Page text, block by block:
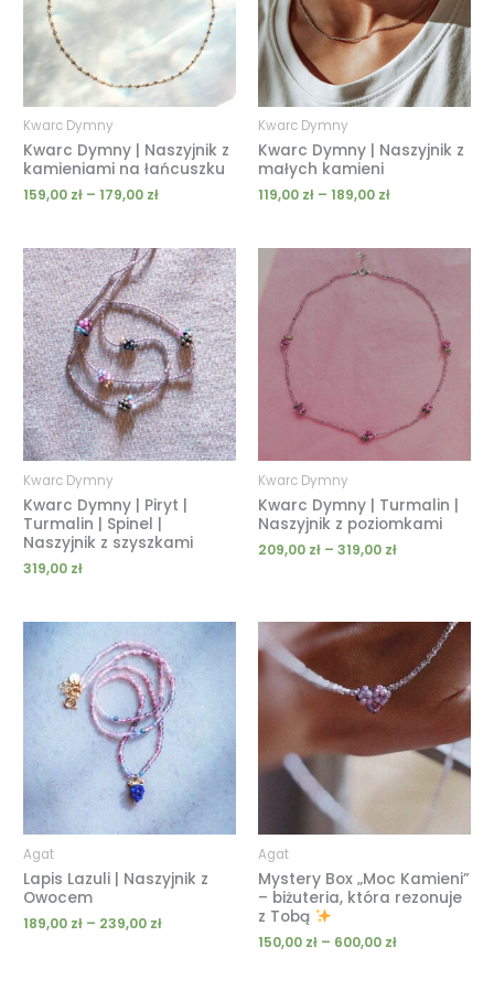
Kwarc Dymny
Kwarc Dymny | Naszyjnik z
kamieniami na łańcuszku
159,00 zł – 179,00 zł
Kwarc Dymny
Kwarc Dymny | Naszyjnik z
małych kamieni
119,00 zł – 189,00 zł
Kwarc Dymny
Kwarc Dymny | Piryt |
Turmalin | Spinel |
Naszyjnik z szyszkami
319,00 zł
Kwarc Dymny
Kwarc Dymny | Turmalin |
Naszyjnik z poziomkami
209,00 zł – 319,00 zł
od
209,00 zł
319,00 zł
Agat
Lapis Lazuli | Naszyjnik z
Owocem
189,00 zł – 239,00 zł
od
189,00 zł
do
239,00 zł
Agat
Mystery Box „Moc Kamieni”
– biżuteria, która rezonuje
z Tobą
150,00 zł – 600,00 zł
Zakres
od
150,00 zł